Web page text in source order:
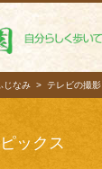
じなみ テレビの撮影
ピックス